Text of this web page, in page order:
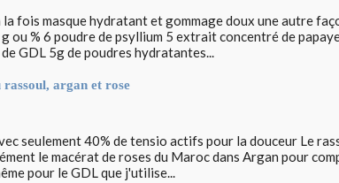
la fois masque hydratant et gommage doux une autre
ou % 6 poudre de psyllium 5 extrait concentré de
GDL 5g de poudres hydratantes...
argan et rose
seulement 40% de tensio actifs pour la douceur Le
le macérat de roses du Maroc dans Argan pour
pour le GDL que j'utilise...